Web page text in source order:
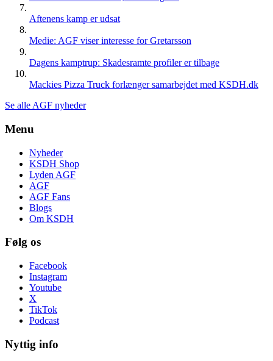
Aftenens kamp er udsat
Medie: AGF viser interesse for Gretarsson
Dagens kamptrup: Skadesramte profiler er tilbage
Mackies Pizza Truck forlænger samarbejdet med KSDH.dk
Se alle AGF nyheder
Menu
Nyheder
KSDH Shop
Lyden AGF
AGF
AGF Fans
Blogs
Om KSDH
Følg os
Facebook
Instagram
Youtube
X
TikTok
Podcast
Nyttig info